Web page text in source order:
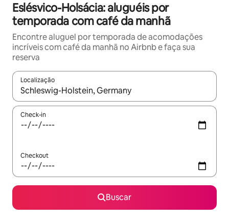
Eslésvico-Holsácia: aluguéis por
temporada com café da manhã
Encontre aluguel por temporada de acomodações
incríveis com café da manhã no Airbnb e faça sua
reserva
Localização
Quando os resultados estiverem disponíveis, explore-os
Check-in
Checkout
Buscar